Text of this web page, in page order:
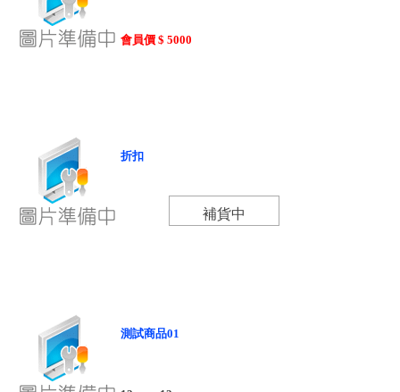
會員價 $ 5000
折扣
補貨中
測試商品01